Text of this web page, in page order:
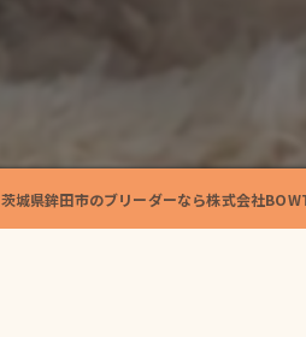
茨城県鉾田市のブリーダーなら株式会社